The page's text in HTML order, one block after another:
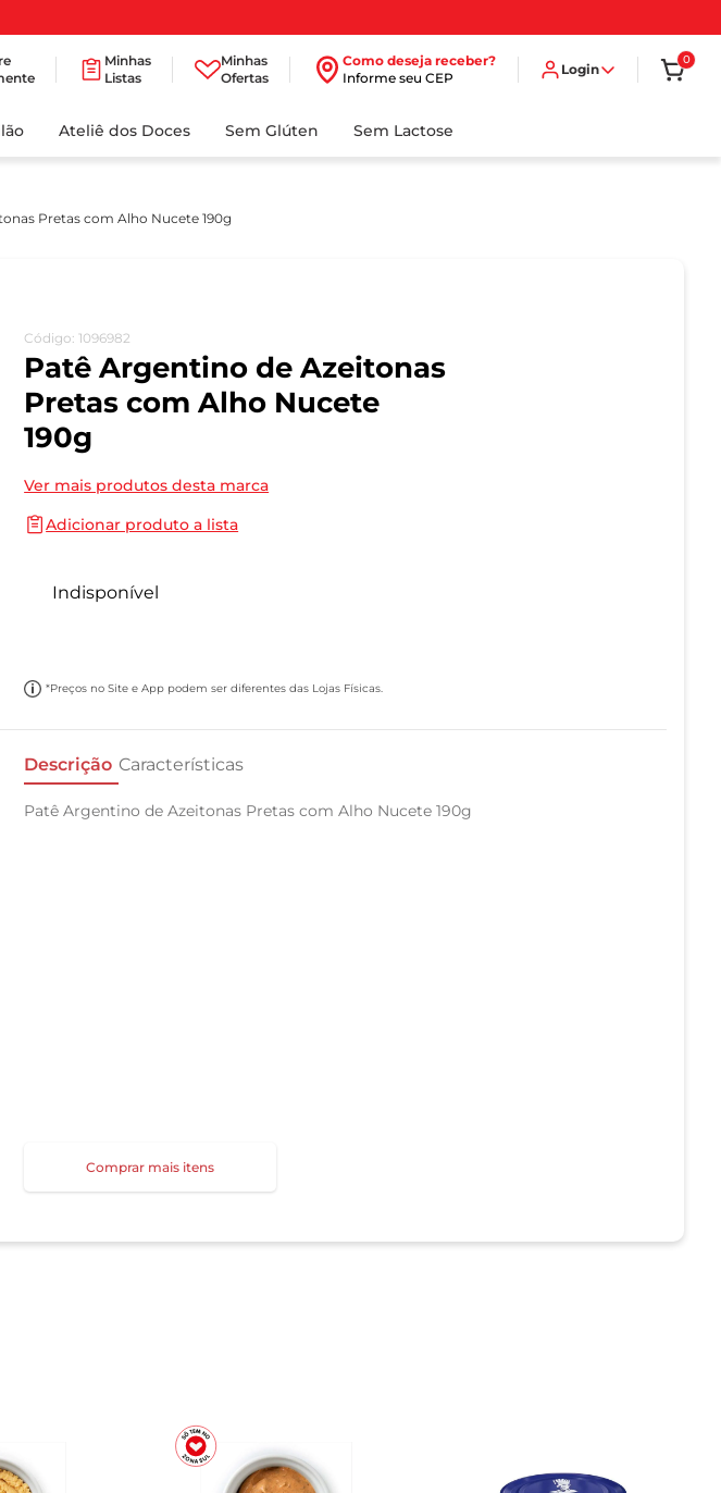
Minhas
Listas
Minhas
Ofertas
Como deseja receber?
Informe seu CEP
Login
0
Ateliê dos Doces Sem Glúten Sem Lactose
Pretas com Alho Nucete 190g
Código: 1096982
Patê Argentino de Azeitonas
Pretas com Alho Nucete
190g
Ver mais produtos desta marca
Adicionar produto a lista
Indisponível
*Preços no Site e App podem ser diferentes das Lojas Físicas.
Descrição Características
Patê Argentino de Azeitonas Pretas com Alho Nucete 190g
Comprar mais itens